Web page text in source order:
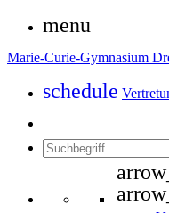
menu
Marie-Curie-Gymnasium
schedule